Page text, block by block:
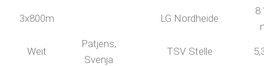
3x800m LG Nordheide
Weit
Patjens,
Svenja
TSV Stelle